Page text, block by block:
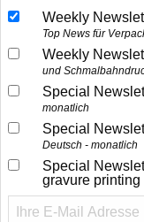
Weekly
Top News für
Weekly
und
Special
monatlich
Special
Deutsch - monatlich
Special
gravure printing